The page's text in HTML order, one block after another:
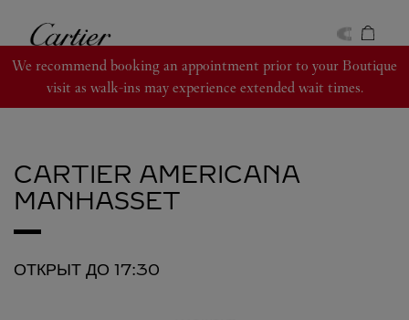
Cartier
We recommend booking an appointment prior to your Boutique
visit as walk-ins may experience extended wait times.
CARTIER AMERICANA
MANHASSET
ОТКРЫТ ДО 17:30